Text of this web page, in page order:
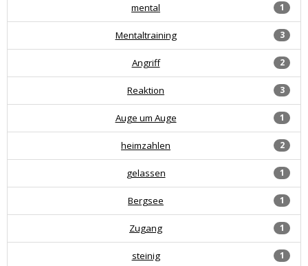
1
mental
3
Mentaltraining
2
Angriff
3
Reaktion
1
Auge um Auge
2
heimzahlen
1
gelassen
1
Bergsee
1
Zugang
1
steinig